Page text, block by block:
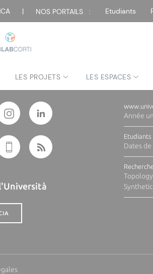
| NOS PORTAILS : Etudiants
LES PROJETS LES ESPACES
| Directeur de la publication :
di Corsica
Année
Dates